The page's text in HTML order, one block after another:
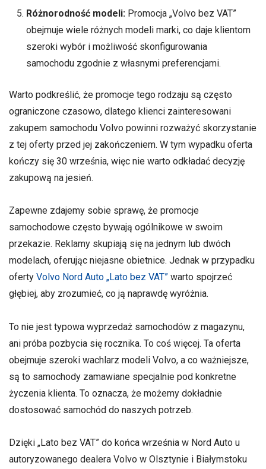
Różnorodność modeli:Promocja „Volvo bez VAT”
obejmuje wiele różnych modeli marki, co daje klientom
szeroki wybór i możliwość skonfigurowania
samochodu zgodnie z własnymi preferencjami.
Warto podkreślić, że promocje tego rodzaju są często
ograniczone czasowo, dlatego klienci zainteresowani
zakupem samochodu Volvo powinni rozważyć skorzystanie
z tej oferty przed jej zakończeniem. W tym wypadku oferta
kończy się 30 września, więc nie warto odkładać decyzję
zakupową na jesień.
Zapewne zdajemy sobie sprawę, że promocje
samochodowe często bywają ogólnikowe w swoim
przekazie. Reklamy skupiają się na jednym lub dwóch
modelach, oferując niejasne obietnice. Jednak w przypadku
oferty Volvo Nord Auto „Lato bez VAT” warto spojrzeć
głębiej, aby zrozumieć, co ją naprawdę wyróżnia.
To nie jest typowa wyprzedaż samochodów z magazynu,
ani próba pozbycia się rocznika. To coś więcej. Ta oferta
obejmuje szeroki wachlarz modeli Volvo, a co ważniejsze,
są to samochody zamawiane specjalnie pod konkretne
życzenia klienta. To oznacza, że możemy dokładnie
dostosować samochód do naszych potrzeb.
Dzięki „Lato bez VAT” do końca września w Nord Auto u
autoryzowanego dealera Volvo w Olsztynie i Białymstoku